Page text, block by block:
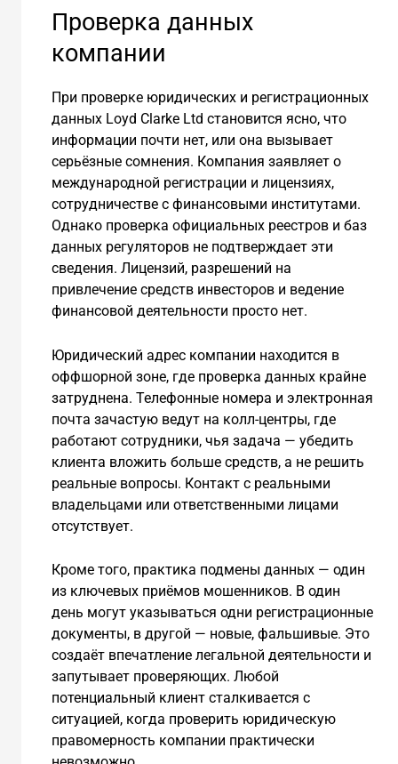
Проверка данных
компании
При проверке юридических и регистрационных
данных Loyd Clarke Ltd становится ясно, что
информации почти нет, или она вызывает
серьёзные сомнения. Компания заявляет о
международной регистрации и лицензиях,
сотрудничестве с финансовыми институтами.
Однако проверка официальных реестров и баз
данных регуляторов не подтверждает эти
сведения. Лицензий, разрешений на
привлечение средств инвесторов и ведение
финансовой деятельности просто нет.
Юридический адрес компании находится в
оффшорной зоне, где проверка данных крайне
затруднена. Телефонные номера и электронная
почта зачастую ведут на колл-центры, где
работают сотрудники, чья задача — убедить
клиента вложить больше средств, а не решить
реальные вопросы. Контакт с реальными
владельцами или ответственными лицами
отсутствует.
Кроме того, практика подмены данных — один
из ключевых приёмов мошенников. В один
день могут указываться одни регистрационные
документы, в другой — новые, фальшивые. Это
создаёт впечатление легальной деятельности и
запутывает проверяющих. Любой
потенциальный клиент сталкивается с
ситуацией, когда проверить юридическую
правомерность компании практически